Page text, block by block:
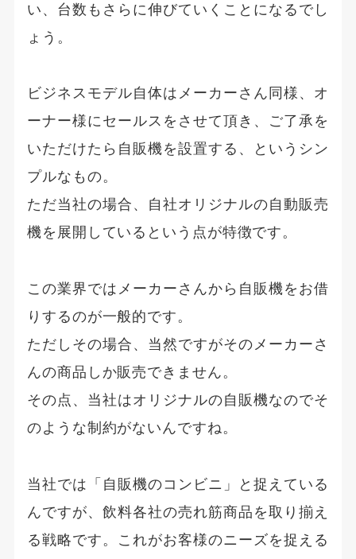
い、台数もさらに伸びていくことになるでし
ょう。
ビジネスモデル自体はメーカーさん同様、オ
ーナー様にセールスをさせて頂き、ご了承を
いただけたら自販機を設置する、というシン
プルなもの。
ただ当社の場合、自社オリジナルの自動販売
機を展開しているという点が特徴です。
この業界ではメーカーさんから自販機をお借
りするのが一般的です。
ただしその場合、当然ですがそのメーカーさ
んの商品しか販売できません。
その点、当社はオリジナルの自販機なのでそ
のような制約がないんですね。
当社では「自販機のコンビニ」と捉えている
んですが、飲料各社の売れ筋商品を取り揃え
る戦略です。これがお客様のニーズを捉える